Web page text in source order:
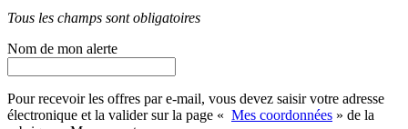
Tous les champs sont obligatoires
Nom de mon alerte
Pour recevoir les offres par e-mail, vous devez saisir votre adresse
électronique et la valider sur la page « Mes coordonnées » de la